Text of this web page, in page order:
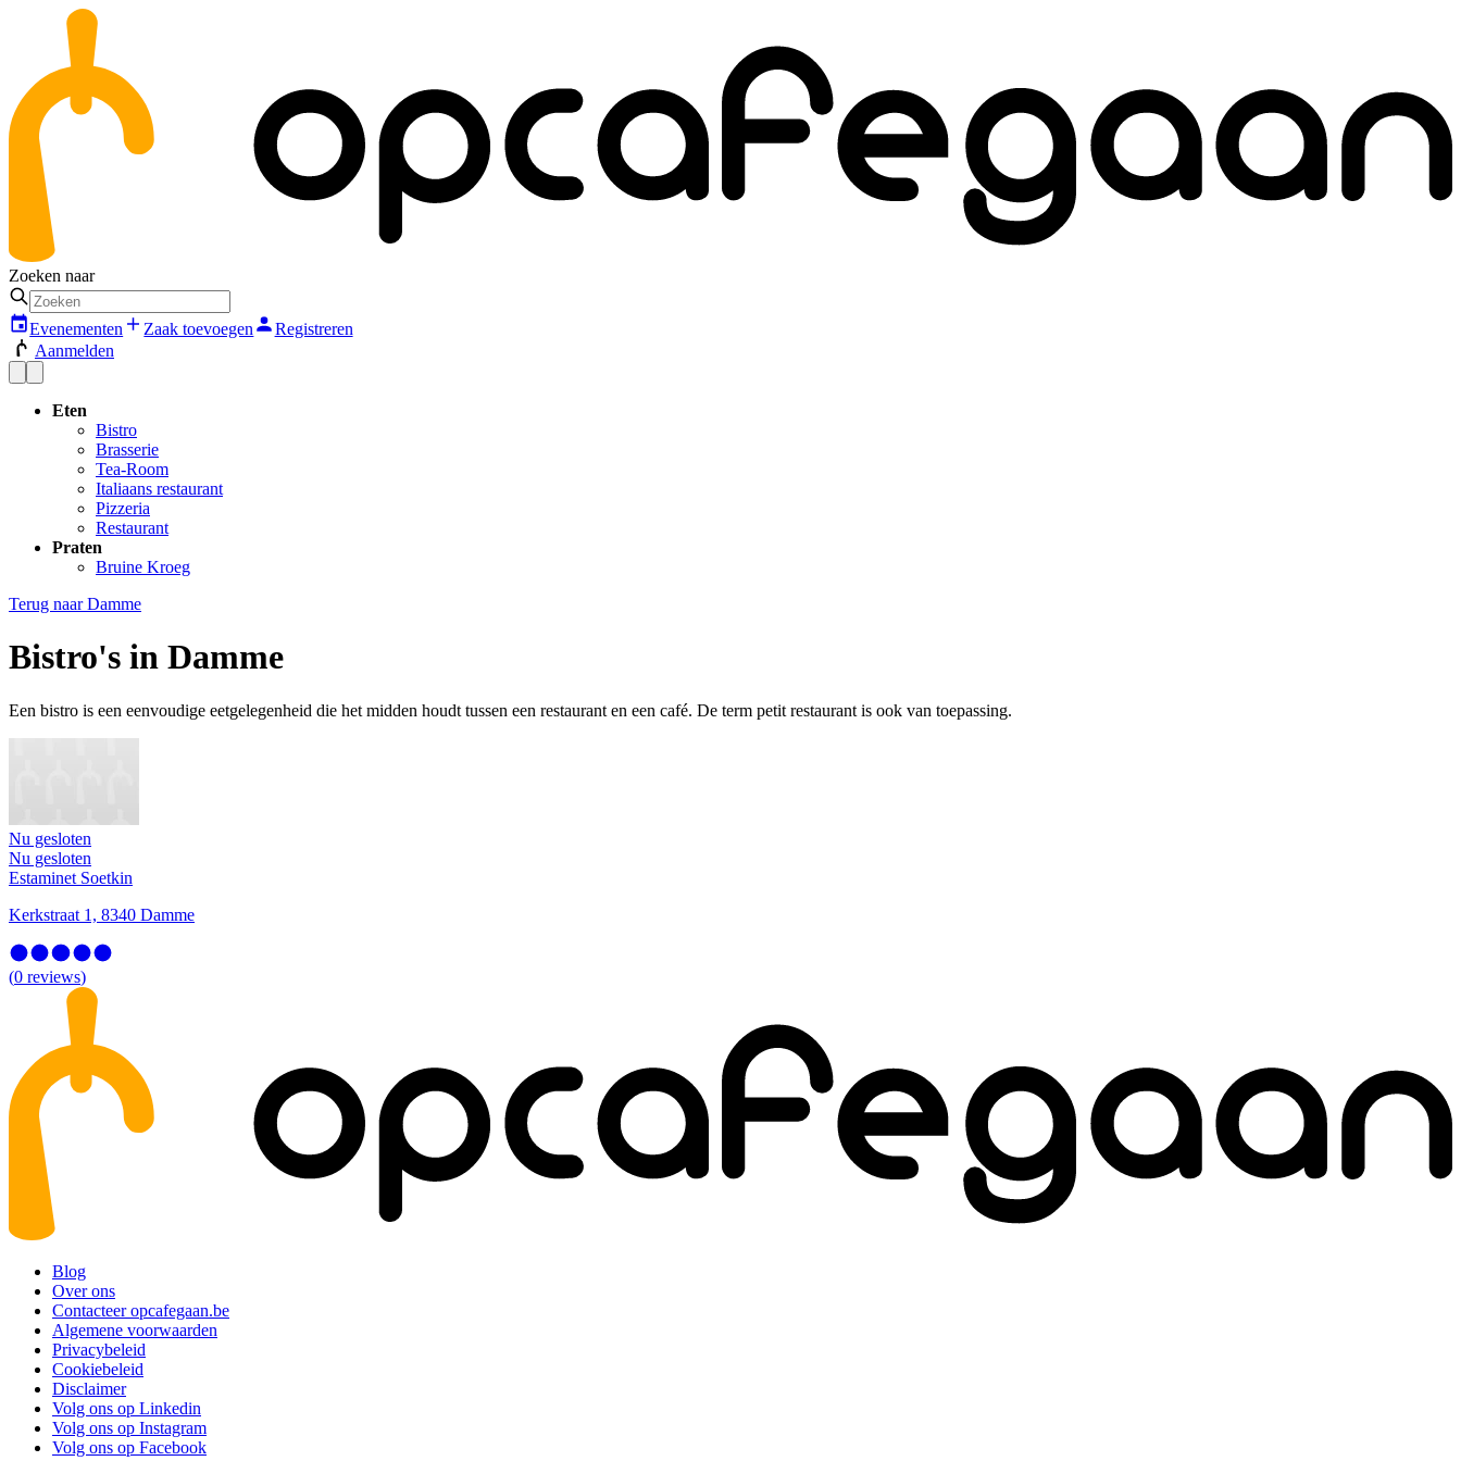
Zoeken naar
Evenementen Zaak toevoegen
Registreren
Aanmelden
Eten
Bistro
Brasserie
Tea-Room
Italiaans restaurant
Pizzeria
Restaurant
Praten
Bruine Kroeg
Terug naar Damme
Bistro's in Damme
Een bistro is een eenvoudige eetgelegenheid die het midden houdt tussen een restaurant en een café. De term petit restaurant is ook van toepassing.
Nu gesloten
Nu gesloten
Estaminet Soetkin
Kerkstraat 1, 8340 Damme
(0 reviews)
Blog
Over ons
Contacteer opcafegaan.be
Algemene voorwaarden
Privacybeleid
Cookiebeleid
Disclaimer
Volg ons op Linkedin
Volg ons op Instagram
Volg ons op Facebook